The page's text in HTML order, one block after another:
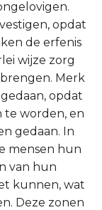
opdat
de erfenis
wijze zorg
Merk
opdat
te worden, en
gedaan. In
mensen hun
van hun
kunnen, wat
Deze zonen